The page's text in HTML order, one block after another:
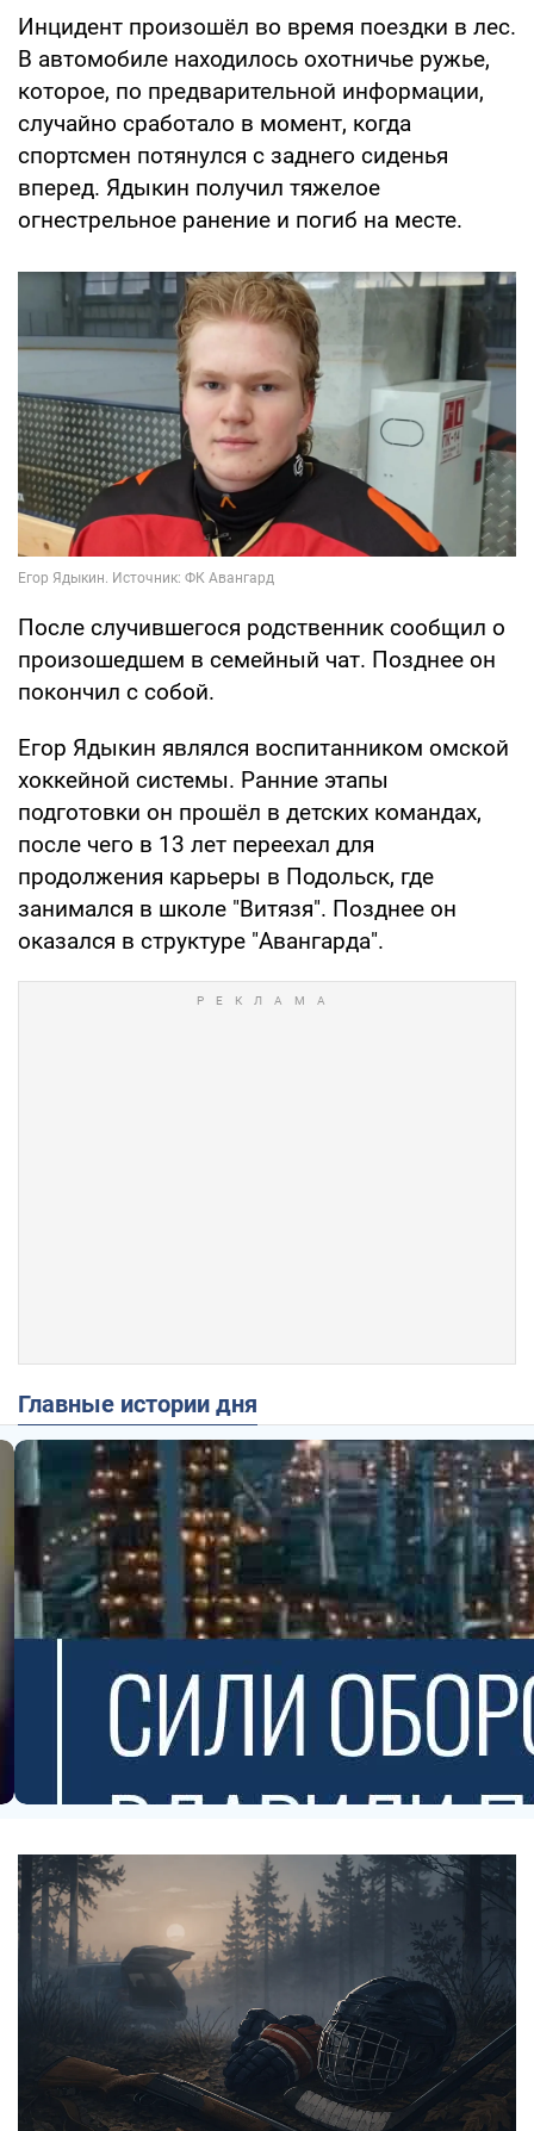
Инцидент произошёл во время поездки в лес.
В автомобиле находилось охотничье ружье,
которое, по предварительной информации,
случайно сработало в момент, когда
спортсмен потянулся с заднего сиденья
вперед. Ядыкин получил тяжелое
огнестрельное ранение и погиб на месте.
После случившегося родственник сообщил о
произошедшем в семейный чат. Позднее он
покончил с собой.
Егор Ядыкин являлся воспитанником омской
хоккейной системы. Ранние этапы
подготовки он прошёл в детских командах,
после чего в 13 лет переехал для
продолжения карьеры в Подольск, где
занимался в школе "Витязя". Позднее он
оказался в структуре "Авангарда".
Главные истории дня